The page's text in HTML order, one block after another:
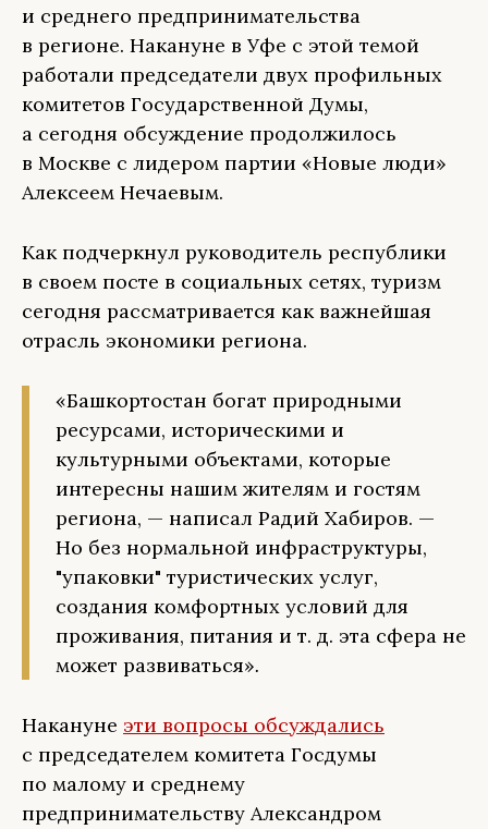
и среднего предпринимательства
в регионе. Накануне в Уфе с этой темой
работали председатели двух профильных
комитетов Государственной Думы,
а сегодня обсуждение продолжилось
в Москве с лидером партии «Новые люди»
Алексеем Нечаевым.
Как подчеркнул руководитель республики
в своем посте в социальных сетях, туризм
сегодня рассматривается как важнейшая
отрасль экономики региона.
«Башкортостан богат природными
ресурсами, историческими и
культурными объектами, которые
интересны нашим жителям и гостям
региона, — написал Радий Хабиров. —
Но без нормальной инфраструктуры,
"упаковки" туристических услуг,
создания комфортных условий для
проживания, питания и т. д. эта сфера не
может развиваться».
Накануне эти вопросы обсуждались
с председателем комитета Госдумы
по малому и среднему
предпринимательству Александром